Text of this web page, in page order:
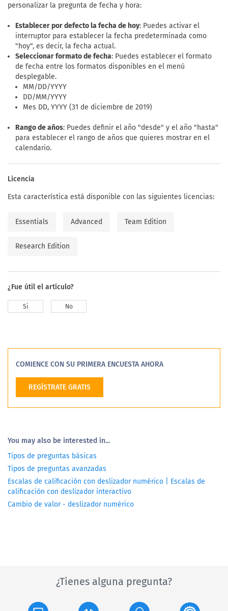
personalizar la pregunta de fecha y hora:
Establecer por defecto la fecha de hoy: Puedes activar el
interruptor para establecer la fecha predeterminada como
"hoy", es decir, la fecha actual.
Seleccionar formato de fecha: Puedes establecer el formato
de fecha entre los formatos disponibles en el menú
desplegable.
MM/DD/YYYY
DD/MM/YYYY
Mes DD, YYYY (31 de diciembre de 2019)
Rango de años: Puedes definir el año "desde" y el año "hasta"
para establecer el rango de años que quieres mostrar en el
calendario.
Licencia
Esta característica está disponible con las siguientes licencias:
Essentials Advanced Team Edition
Research Edition
¿Fue útil el artículo?
Si No
COMIENCE CON SU PRIMERA ENCUESTA AHORA
REGÍSTRATE GRATIS
You may also be interested in...
Tipos de preguntas básicas
Tipos de preguntas avanzadas
Escalas de calificación con deslizador numérico | Escalas de
calificación con deslizador interactivo
Cambio de valor - deslizador numérico
¿Tienes alguna pregunta?